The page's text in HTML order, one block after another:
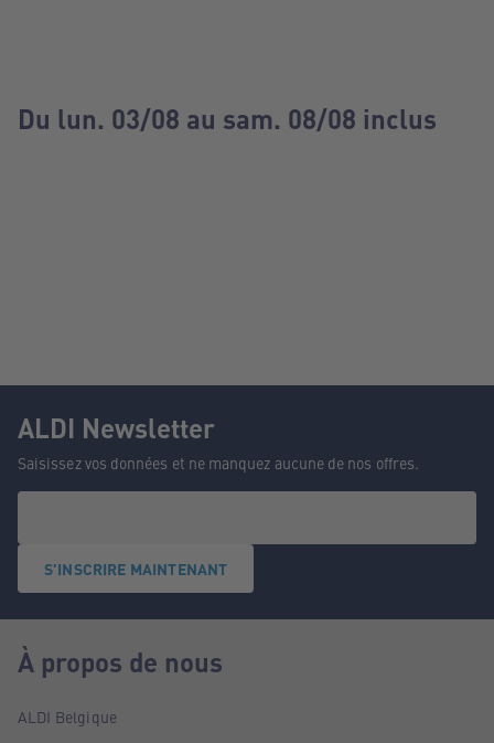
Du lun. 03/08 au sam. 08/08 inclus
ALDI Newsletter
Saisissez vos données et ne manquez aucune de nos offres.
S'INSCRIRE MAINTENANT
À propos de nous
ALDI Belgique